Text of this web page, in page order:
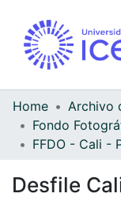
Home
FFDO - Cali -
Desfile